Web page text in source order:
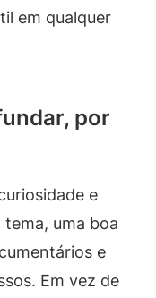
em qualquer
por
e
uma boa
e
Em vez de